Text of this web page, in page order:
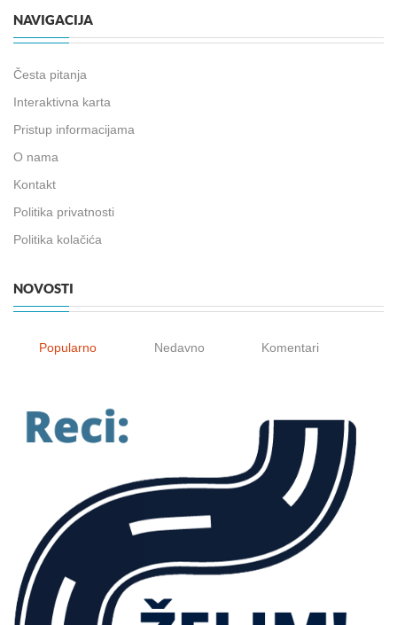
NAVIGACIJA
Česta pitanja
Interaktivna karta
Pristup informacijama
O nama
Kontakt
Politika privatnosti
Politika kolačića
NOVOSTI
Popularno Nedavno Komentari